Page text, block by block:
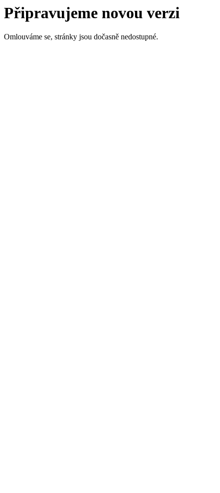
Připravujeme novou verzi
Omlouváme se, stránky jsou dočasně nedostupné.